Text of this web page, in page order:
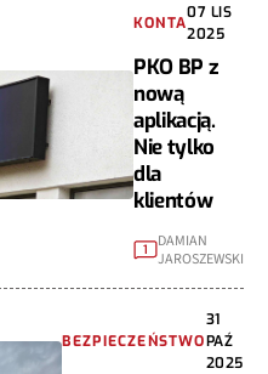
KONTA
07 LIS
2025
PKO BP z
nową
aplikacją.
Nie tylko
dla
klientów
1
DAMIAN
JAROSZEWSKI
BEZPIECZEŃSTWO
31
PAŹ
2025